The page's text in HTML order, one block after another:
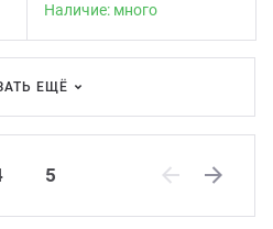
Наличие: много
ЕЩЁ
5